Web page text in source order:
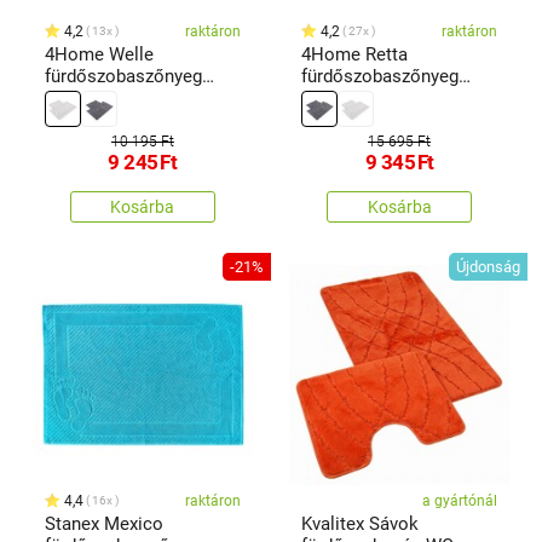
4,2 13x raktáron
4Home Welle
fürdőszobaszőnyeg
szett , 50 x 60 cm, 60 x
100 cm
10 195 Ft
9 245Ft
Kosárba
4,2 27x raktáron
4Home Retta
fürdőszobaszőnyeg
szett, 50 x 60 cm, 60 x
100 cm
15 695 Ft
9 345Ft
Kosárba
-21%
4,4 16x raktáron
Stanex Mexico
Újdonság
a gyártónál
Kvalitex Sávok